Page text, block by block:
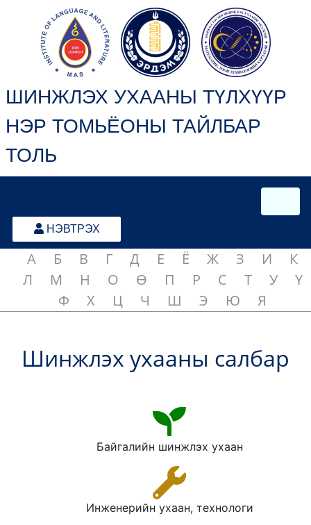
ШИНЖЛЭХ УХААНЫ ТҮЛХҮҮР
НЭР ТОМЬЁОНЫ ТАЙЛБАР
ТОЛЬ
НЭВТРЭХ
А Б В Г Д Е Ё Ж З И
К
Л
М Н О Ө П Р С Т У
Ү
Ф
Х Ц Ч Ш Э Ю Я
Шинжлэх ухааны салбар
Байгалийн шинжлэх ухаан
Инженерийн ухаан, технологи